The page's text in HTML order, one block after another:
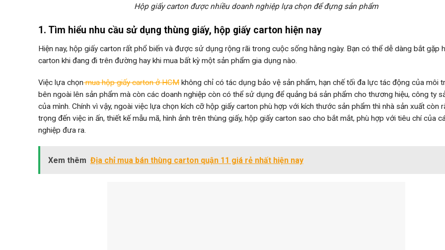
Hộp giấy carton được nhiều doanh nghiệp lựa chọn để đựng sản phẩm
1. Tìm hiểu nhu cầu sử dụng thùng giấy, hộp giấy carton hiện nay
Hiện nay, hộp giấy carton rất phổ biến và được sử dụng rộng rãi trong cuộc sống hằng ngày. Bạn có thể dễ dàng bắt gặp
carton khi đang đi trên đường hay khi mua bất kỳ một sản phẩm gia dụng nào.
Việc lựa chọnmua hộp giấy carton ở HCM không chỉ có tác dụng bảo vệ sản phẩm, hạn chế tối đa lực tác động của môi
bên ngoài lên sản phẩm mà còn các doanh nghiệp còn có thể sử dụng để quảng bá sản phẩm cho thương hiệu, công ty
của mình. Chính vì vậy, ngoài việc lựa chọn kích cỡ hộp giấy carton phù hợp với kích thước sản phẩm thì nhà sản xuất còn
trọng đến việc in ấn, thiết kế mẫu mã, hình ảnh trên thùng giấy, hộp giấy carton sao cho bắt mắt, phù hợp với tiêu chí của
nghiệp đưa ra.
Xem thêm Địa chỉ mua bán thùng carton quận 11 giá rẻ nhất hiện nay